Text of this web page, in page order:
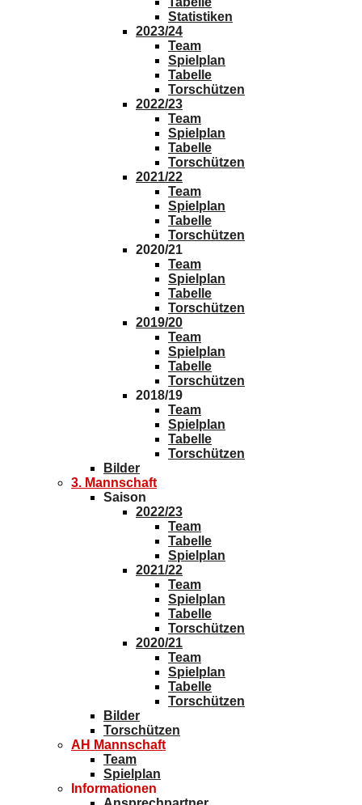
Statistiken
2023/24
Team
Spielplan
Tabelle
Torschützen
2022/23
Team
Spielplan
Tabelle
Torschützen
2021/22
Team
Spielplan
Tabelle
Torschützen
2020/21
Team
Spielplan
Tabelle
Torschützen
2019/20
Team
Spielplan
Tabelle
Torschützen
2018/19
Team
Spielplan
Tabelle
Torschützen
Bilder
3. Mannschaft
Saison
2022/23
Team
Tabelle
Spielplan
2021/22
Team
Spielplan
Tabelle
Torschützen
2020/21
Team
Spielplan
Tabelle
Torschützen
Bilder
Torschützen
AH Mannschaft
Team
Spielplan
Informationen